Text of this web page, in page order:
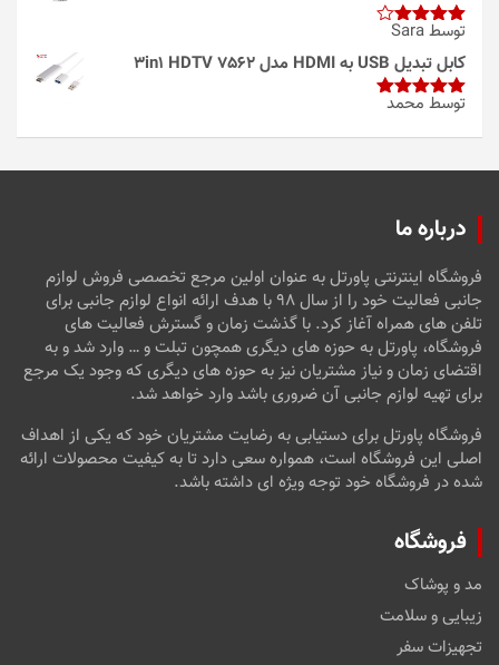
امتیاز4
از 5
توسط Sara
کابل تبدیل USB به HDMI مدل 3in1 HDTV 7562
امتیاز5از
توسط محمد
درباره ما
فروشگاه اینترنتی پاورتل به عنوان اولین مرجع تخصصی فروش لوازم
جانبی فعالیت خود را از سال ۹۸ با هدف ارائه انواع لوازم جانبی برای
تلفن های همراه آغاز کرد. با گذشت زمان و گسترش فعالیت های
فروشگاه، پاورتل به حوزه های دیگری همچون تبلت و … وارد شد و به
اقتضای زمان و نیاز مشتریان نیز به حوزه های دیگری که وجود یک مرجع
برای تهیه لوازم جانبی آن ضروری باشد وارد خواهد شد.
فروشگاه پاورتل برای دستیابی به رضایت مشتریان خود که یکی از اهداف
اصلی این فروشگاه است، همواره سعی دارد تا به کیفیت محصولات ارائه
شده در فروشگاه خود توجه ویژه ای داشته باشد.
فروشگاه
مد و پوشاک
زیبایی و سلامت
تجهیزات سفر